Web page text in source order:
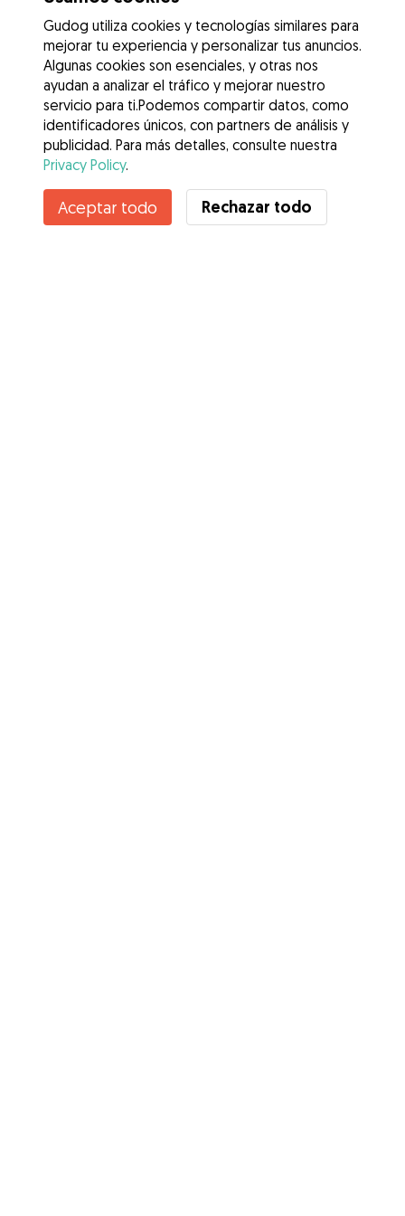
Contacta con Adriana
¿Conoces los Beneficios de Gudog? Ver más
Gudog utiliza cookies y tecnologías similares para
mejorar tu experiencia y personalizar tus anuncios.
Algunas cookies son esenciales, y otras nos
ayudan a analizar el tráfico y mejorar nuestro
servicio para ti.Podemos compartir datos, como
identificadores únicos, con partners de análisis y
publicidad. Para más detalles, consulte nuestra
Privacy Policy.
Aceptar todo Rechazar todo